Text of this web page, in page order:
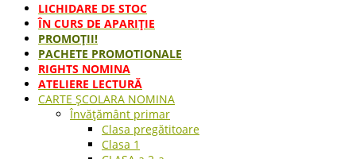
LICHIDARE DE STOC
ÎN CURS DE APARIŢIE
PROMOȚII!
PACHETE PROMOTIONALE
RIGHTS NOMINA
ATELIERE LECTURĂ
CARTE ŞCOLARA NOMINA
Învățământ primar
Clasa pregătitoare
Clasa 1